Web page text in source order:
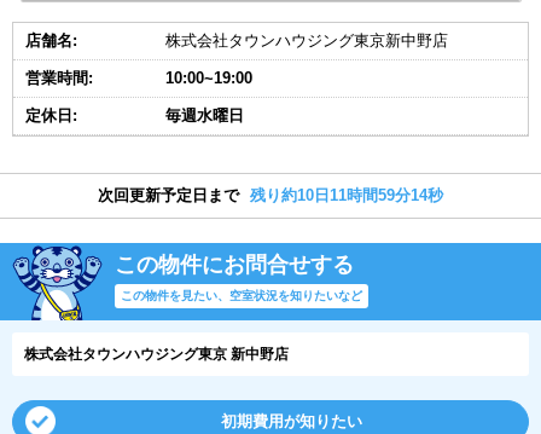
店舗名: 株式会社タウンハウジング東京新中野店
営業時間: 10:00~19:00
定休日: 毎週水曜日
次回更新予定日まで 残り約10日11時間59分14秒
この物件にお問合せする
この物件を見たい、空室状況を知りたいなど
株式会社タウンハウジング東京 新中野店
初期費用が知りたい